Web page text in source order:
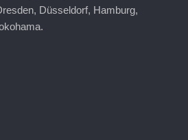
Düsseldorf, Hamburg,